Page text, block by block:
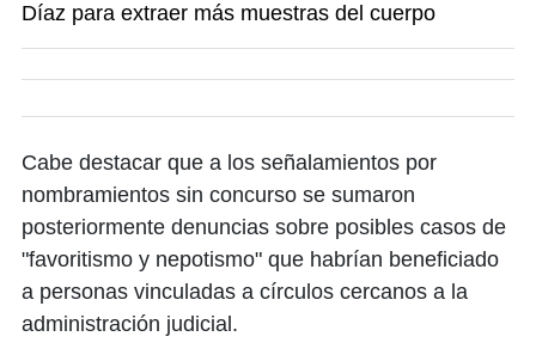
Díaz para extraer más muestras del cuerpo
Cabe destacar que a los señalamientos por
nombramientos sin concurso se sumaron
posteriormente denuncias sobre posibles casos de
"favoritismo y nepotismo" que habrían beneficiado
a personas vinculadas a círculos cercanos a la
administración judicial.